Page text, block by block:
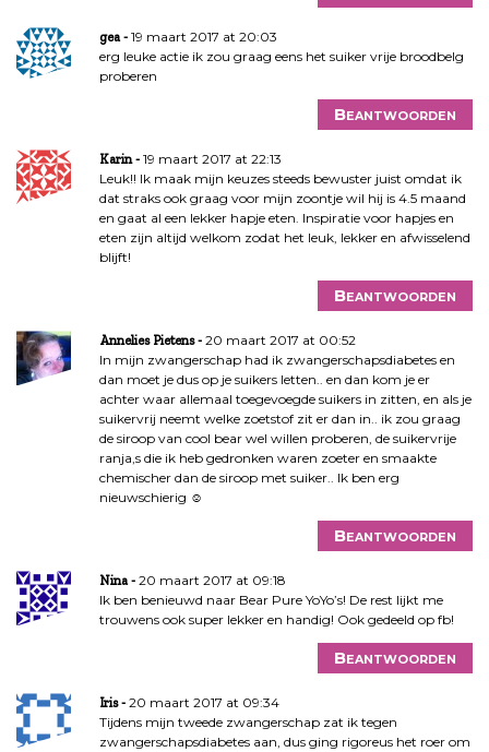
gea
19 maart 2017 at 20:03
erg leuke actie ik zou graag eens het suiker vrije broodbelg
proberen
Beantwoorden
Karin
19 maart 2017 at 22:13
Leuk!! Ik maak mijn keuzes steeds bewuster juist omdat ik
dat straks ook graag voor mijn zoontje wil hij is 4.5 maand
en gaat al een lekker hapje eten. Inspiratie voor hapjes en
eten zijn altijd welkom zodat het leuk, lekker en afwisselend
blijft!
Beantwoorden
Annelies Pietens
20 maart 2017 at 00:52
In mijn zwangerschap had ik zwangerschapsdiabetes en
dan moet je dus op je suikers letten.. en dan kom je er
achter waar allemaal toegevoegde suikers in zitten, en als je
suikervrij neemt welke zoetstof zit er dan in.. ik zou graag
de siroop van cool bear wel willen proberen, de suikervrije
ranja,s die ik heb gedronken waren zoeter en smaakte
chemischer dan de siroop met suiker.. Ik ben erg
nieuwschierig ☺
Beantwoorden
Nina
20 maart 2017 at 09:18
Ik ben benieuwd naar Bear Pure YoYo’s! De rest lijkt me
trouwens ook super lekker en handig! Ook gedeeld op fb!
Beantwoorden
Iris
20 maart 2017 at 09:34
Tijdens mijn tweede zwangerschap zat ik tegen
zwangerschapsdiabetes aan, dus ging rigoreus het roer om